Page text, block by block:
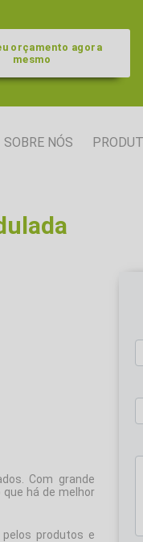
orçamento agora
mesmo
SOBRE NÓS
Com grande
há de melhor
produtos e